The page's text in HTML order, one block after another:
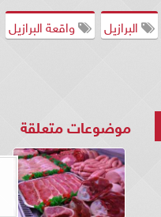
البرازيل
واقعة البرازيل
موضوعات متعلقة